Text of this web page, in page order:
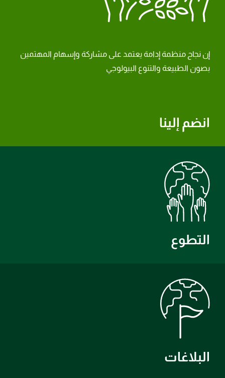
انضم إلينا
إن نجاح منظمة إدامة يعتمد على مشاركة وإسهام المهتمين
بصون الطبيعة والتنوع البيولوجي
التطوع
البلاغات